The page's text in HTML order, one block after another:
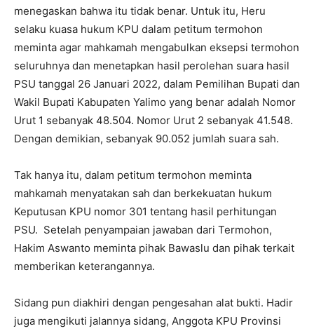
menegaskan bahwa itu tidak benar. Untuk itu, Heru
selaku kuasa hukum KPU dalam petitum termohon
meminta agar mahkamah mengabulkan eksepsi termohon
seluruhnya dan menetapkan hasil perolehan suara hasil
PSU tanggal 26 Januari 2022, dalam Pemilihan Bupati dan
Wakil Bupati Kabupaten Yalimo yang benar adalah Nomor
Urut 1 sebanyak 48.504. Nomor Urut 2 sebanyak 41.548.
Dengan demikian, sebanyak 90.052 jumlah suara sah.
Tak hanya itu, dalam petitum termohon meminta
mahkamah menyatakan sah dan berkekuatan hukum
Keputusan KPU nomor 301 tentang hasil perhitungan
PSU. Setelah penyampaian jawaban dari Termohon,
Hakim Aswanto meminta pihak Bawaslu dan pihak terkait
memberikan keterangannya.
Sidang pun diakhiri dengan pengesahan alat bukti. Hadir
juga mengikuti jalannya sidang, Anggota KPU Provinsi